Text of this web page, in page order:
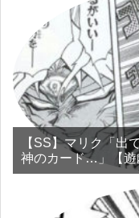
【SS】マリク「出
神のカード…」【遊